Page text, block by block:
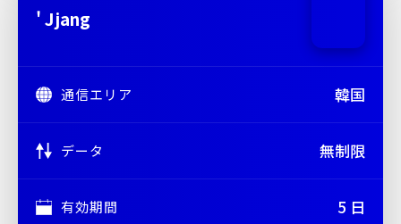
' Jjang
通信エリア 韓国
データ 無制限
有効期間 5 日